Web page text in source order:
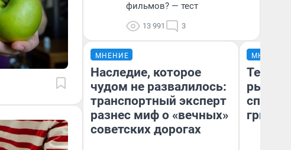
фильмов? — тест
13 991 3
МНЕНИЕ
Наследие, которое
чудом не развалилось:
транспортный эксперт
разнес миф о «вечных»
советских дорогах
МНЕНИЕ
способ